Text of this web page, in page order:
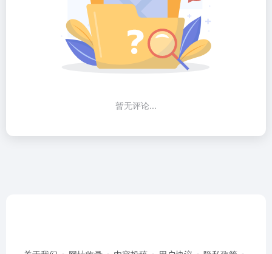
暂无评论...